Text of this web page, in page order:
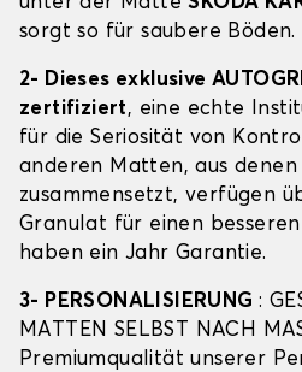
sorgt so für saubere Böden.
2- Dieses exklusive
zertifiziert, eine echte
für die Seriosität von
anderen Matten, aus denen
zusammensetzt, verfügen
Granulat für einen
haben ein Jahr Garantie.
3- PERSONALISIERUNG :
MATTEN SELBST NACH
Premiumqualität unserer